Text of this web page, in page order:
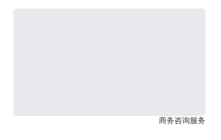
商务咨询服务